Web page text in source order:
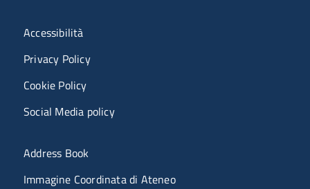
Menù riferimenti
Accessibilità
Privacy Policy
Cookie Policy
Social Media policy
Menu portale
Address Book
Immagine Coordinata di Ateneo